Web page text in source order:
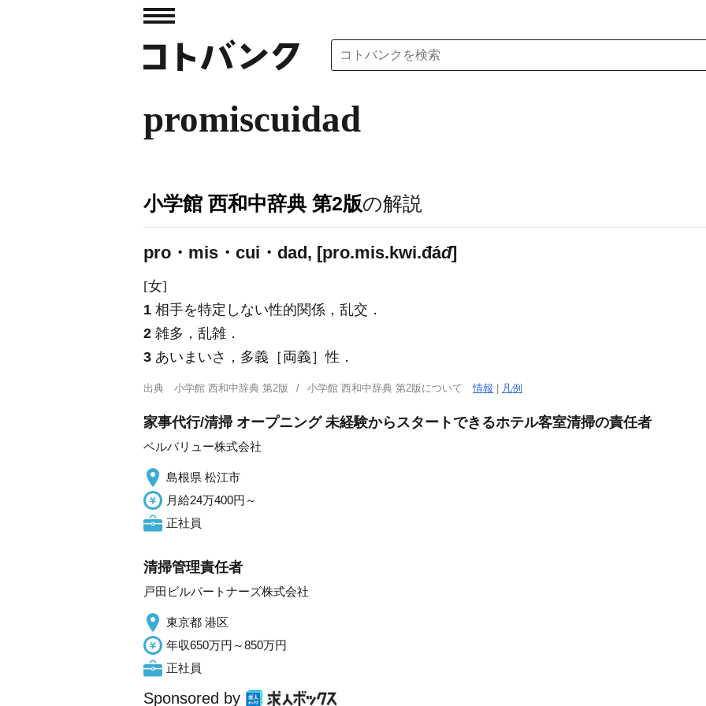
promiscuidad
小学館 西和中辞典 第2版の解説
pro・mis・cui・dad, [pro.mis.kwi.đáđ]
[女]
1 相手を特定しない性的関係，乱交．
2 雑多，乱雑．
3 あいまいさ，多義［両義］性．
出典 小学館 西和中辞典 第2版 小学館 西和中辞典 第2版について情報 凡例
家事代行/清掃 オープニング 未経験からスタートできるホテル客室清掃の責任者
ベルバリュー株式会社
島根県 松江市
月給24万400円～
正社員
清掃管理責任者
戸田ビルパートナーズ株式会社
東京都 港区
年収650万円～850万円
正社員
Sponsored by